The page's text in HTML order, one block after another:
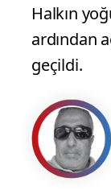
Halkın
ardından
geçildi.